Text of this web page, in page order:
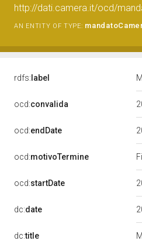
http://dati.camera.it/ocd/
AN ENTITY OF TYPE:
rdfs: label
ocd:convalida
ocd:endDate
ocd:motivoTermine
ocd:startDate
dc:date
dc:title